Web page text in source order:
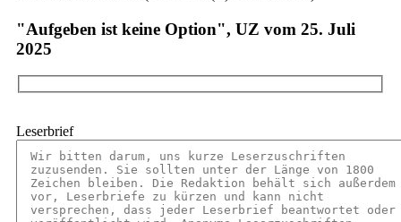
"Aufgeben ist keine Option", UZ vom 25. Juli
2025
Leserbrief